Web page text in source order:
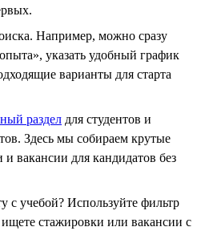
Например, можно сразу
указать удобный график
варианты для старта
раздел для студентов и
Здесь мы собираем крутые
вакансии для кандидатов без
с учебой? Используйте фильтр
стажировки или вакансии с